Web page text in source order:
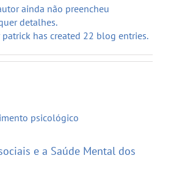
ainda não preencheu
detalhes.
patrick has created 22 blog entries.
e a Saúde Mental dos